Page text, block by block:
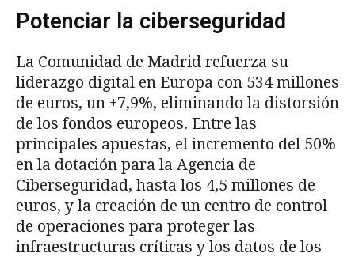
Potenciar la ciberseguridad
La Comunidad de Madrid refuerza su
liderazgo digital en Europa con 534 millones
de euros, un +7,9%, eliminando la distorsión
de los fondos europeos. Entre las
principales apuestas, el incremento del 50%
en la dotación para la Agencia de
Ciberseguridad, hasta los 4,5 millones de
euros, y la creación de un centro de control
de operaciones para proteger las
infraestructuras críticas y los datos de los